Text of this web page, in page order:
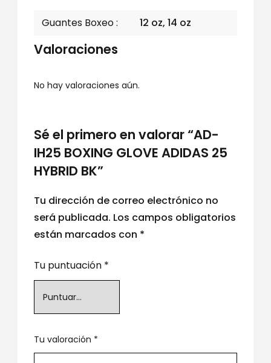
Guantes Boxeo 12 oz, 14 oz
Valoraciones
No hay valoraciones aún.
Sé el primero en valorar “AD-
IH25 BOXING GLOVE ADIDAS 25
HYBRID BK”
Tu dirección de correo electrónico no
será publicada. Los campos obligatorios
están marcados con *
Tu puntuación *
Tu valoración *